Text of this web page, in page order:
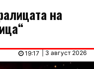
на
| 3 август 2026
19:17